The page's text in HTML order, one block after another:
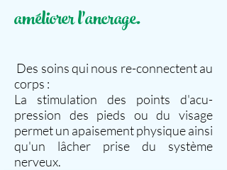
améliorer l'ancrage.
Des soins qui nous re-connectent au
corps :
La stimulation des points d'acu-
pression des pieds ou du visage
permet un apaisement physique ainsi
qu'un lâcher prise du système
nerveux.